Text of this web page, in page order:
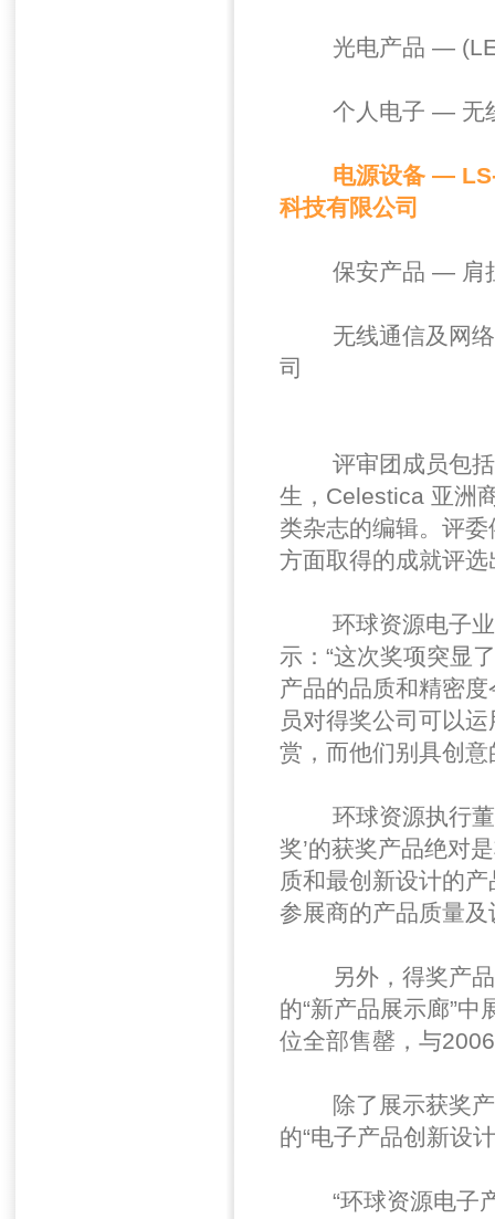
光电产品 —
个人电子 — 无线
电源设备 —
科技有限公司
保安产品 — 肩挂
无线通信及网络
司
评审团成员包括
生，Celestica 亚洲
类杂志的编辑。评
方面取得的成就评
环球资源电子业
示：“这次奖项突显
产品的品质和精密
员对得奖公司可以
赏，而他们别具创
环球资源执行董
奖’的获奖产品绝对
质和最创新设计的
参展商的产品质量
另外，得奖产品将
的“新产品展示廊”
位全部售罄，与
除了展示获奖产
的“电子产品创新设
“环球资源电子产